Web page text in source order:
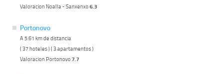
Valoracion Noalla - Sanxenxo6.3
Portonovo
A 5.61 km de distancia
( 37 hoteles ) ( 3 apartamentos )
Valoracion Portonovo7.7